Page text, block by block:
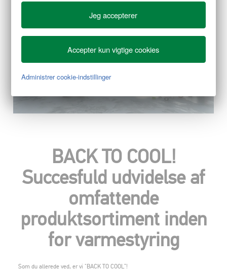
BACK TO COOL!
Succesfuld udvidelse af
omfattende
produktsortiment inden
for varmestyring
Som du allerede ved, er vi "BACK TO COOL”!
Jeg accepterer
Accepter kun vigtige cookies
Administrer cookie-indstillinger